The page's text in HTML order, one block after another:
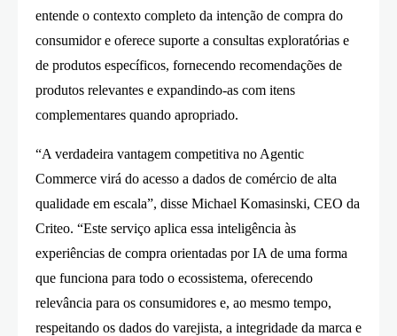
entende o contexto completo da intenção de compra do
consumidor e oferece suporte a consultas exploratórias e
de produtos específicos, fornecendo recomendações de
produtos relevantes e expandindo-as com itens
complementares quando apropriado.
“A verdadeira vantagem competitiva no Agentic
Commerce virá do acesso a dados de comércio de alta
qualidade em escala”, disse Michael Komasinski, CEO da
Criteo. “Este serviço aplica essa inteligência às
experiências de compra orientadas por IA de uma forma
que funciona para todo o ecossistema, oferecendo
relevância para os consumidores e, ao mesmo tempo,
respeitando os dados do varejista, a integridade da marca e